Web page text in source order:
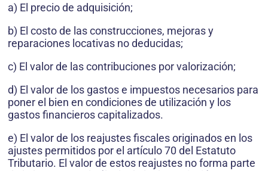
a) El precio de adquisición;
b) El costo de las construcciones, mejoras y
reparaciones locativas no deducidas;
c) El valor de las contribuciones por valorización;
d) El valor de los gastos e impuestos necesarios para
poner el bien en condiciones de utilización y los
gastos financieros capitalizados.
e) El valor de los reajustes fiscales originados en los
ajustes permitidos por el artículo 70 del Estatuto
Tributario. El valor de estos reajustes no forma parte